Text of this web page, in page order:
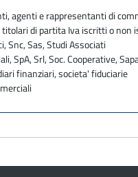
agenti e rappresentanti di
di partita Iva iscritti o non
Snc, Sas, Studi Associati
SpA, Srl, Soc. Cooperative,
finanziari, societa' fiduciarie